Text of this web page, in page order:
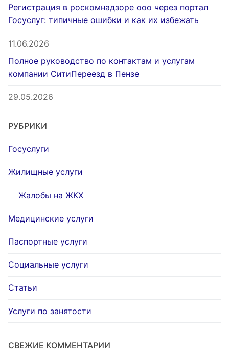
Регистрация в роскомнадзоре ооо через портал
Госуслуг: типичные ошибки и как их избежать
11.06.2026
Полное руководство по контактам и услугам
компании СитиПереезд в Пензе
29.05.2026
РУБРИКИ
Госуслуги
Жилищные услуги
Жалобы на ЖКХ
Медицинские услуги
Паспортные услуги
Социальные услуги
Статьи
Услуги по занятости
СВЕЖИЕ КОММЕНТАРИИ